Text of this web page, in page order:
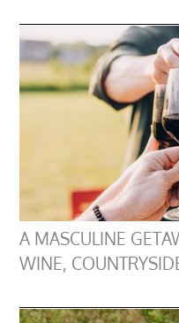
A MASCULINE
WINE,